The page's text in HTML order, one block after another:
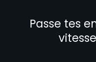
Passe tes